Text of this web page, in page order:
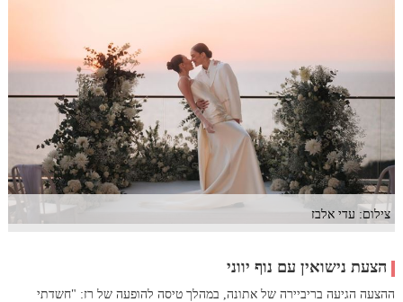
צילום: עדי אלבז
הצעת נישואין עם נוף יווני
ההצעה הגיעה בריביירה של אתונה, במהלך טיסה להופעה של רז: "חשדתי